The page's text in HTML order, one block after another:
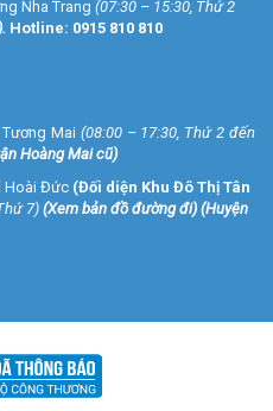
Nha Trang (07:30 – 15:30, Thứ 2
Hotline: 0915 810 810
Mai (08:00 – 17:30, Thứ 2 đến
Hoàng Mai cũ)
Hoài Đức (Đối diện Khu Đô Thị Tân
7) (Xem bản đồ đường đi) (Huyện